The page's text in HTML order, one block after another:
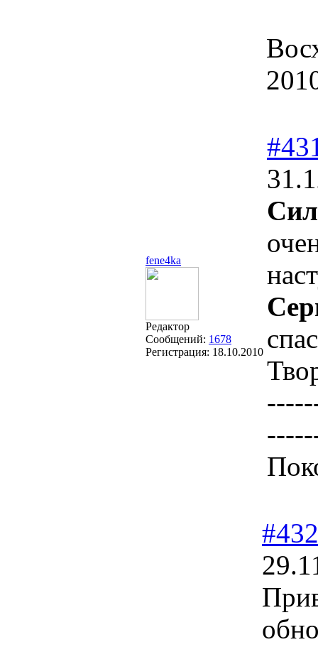
fene4ka
Редактор
Сообщений: 1678
Регистрация: 18.10.2010
#432